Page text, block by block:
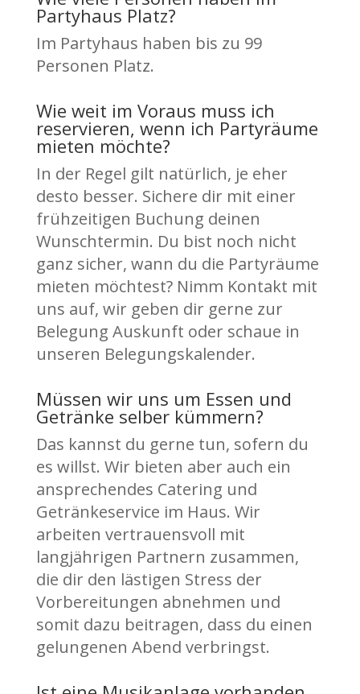
Partyhaus Platz?
Im Partyhaus haben bis zu 99
Personen Platz.
Wie weit im Voraus muss ich
reservieren, wenn ich Partyräume
mieten möchte?
In der Regel gilt natürlich, je eher
desto besser. Sichere dir mit einer
frühzeitigen Buchung deinen
Wunschtermin. Du bist noch nicht
ganz sicher, wann du die Partyräume
mieten möchtest? Nimm Kontakt mit
uns auf, wir geben dir gerne zur
Belegung Auskunft oder schaue in
unseren Belegungskalender.
Müssen wir uns um Essen und
Getränke selber kümmern?
Das kannst du gerne tun, sofern du
es willst. Wir bieten aber auch ein
ansprechendes Catering und
Getränkeservice im Haus. Wir
arbeiten vertrauensvoll mit
langjährigen Partnern zusammen,
die dir den lästigen Stress der
Vorbereitungen abnehmen und
somit dazu beitragen, dass du einen
gelungenen Abend verbringst.